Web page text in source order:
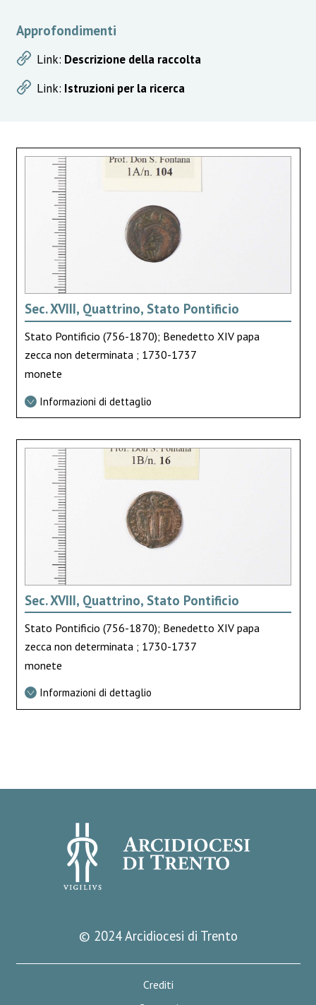
Approfondimenti
Link: Descrizione della raccolta
Link: Istruzioni per la ricerca
Sec. XVIII, Quattrino, Stato Pontificio
Stato Pontificio (756-1870); Benedetto XIV papa
zecca non determinata ; 1730-1737
monete
Informazioni di dettaglio
Sec. XVIII, Quattrino, Stato Pontificio
Stato Pontificio (756-1870); Benedetto XIV papa
zecca non determinata ; 1730-1737
monete
Informazioni di dettaglio
© 2024 Arcidiocesi di Trento
Crediti